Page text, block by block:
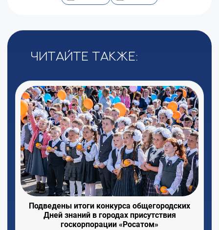
Читайте также:
Подведены итоги конкурса общегородских
Дней знаний в городах присутствия
госкорпорации «Росатом»